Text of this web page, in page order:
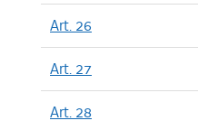
Art. 26
Art. 27
Art. 28